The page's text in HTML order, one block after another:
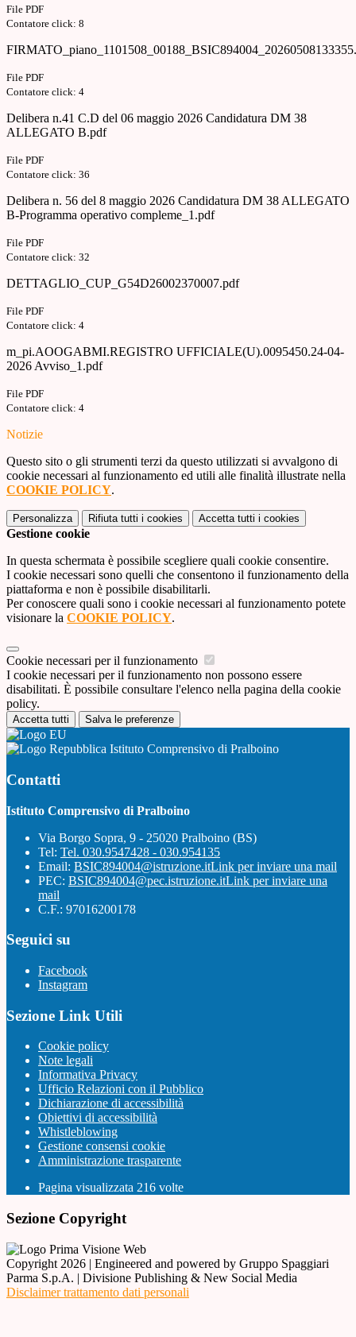
File PDF
Contatore click: 8
File PDF
Contatore click: 4
Delibera n.41 C.D del 06 maggio 2026 Candidatura DM 38
ALLEGATO B.pdf
File PDF
Contatore click: 36
Delibera n. 56 del 8 maggio 2026 Candidatura DM 38 ALLEGATO
B-Programma operativo compleme_1.pdf
File PDF
Contatore click: 32
DETTAGLIO_CUP_G54D26002370007.pdf
File PDF
Contatore click: 4
m_pi.AOOGABMI.REGISTRO UFFICIALE(U).0095450.24-04-
2026 Avviso_1.pdf
File PDF
Contatore click: 4
Notizie
Questo sito o gli strumenti terzi da questo utilizzati si avvalgono di
cookie necessari al funzionamento ed utili alle finalità illustrate nella
COOKIE POLICY.
Personalizza Rifiuta tutti i cookies Accetta tutti i cookies
Gestione cookie
In questa schermata è possibile scegliere quali cookie consentire.
I cookie necessari sono quelli che consentono il funzionamento della
piattaforma e non è possibile disabilitarli.
Per conoscere quali sono i cookie necessari al funzionamento potete
visionare la COOKIE POLICY.
Cookie necessari per il funzionamento
I cookie necessari per il funzionamento non possono essere
disabilitati. È possibile consultare l'elenco nella pagina della cookie
policy.
Accetta tutti Salva le preferenze
Istituto Comprensivo di Pralboino
Contatti
Istituto Comprensivo di Pralboino
Via Borgo Sopra, 9 - 25020 Pralboino (BS)
Tel: Tel. 030.9547428 - 030.954135
Email: BSIC894004@istruzione.itLink per inviare una mail
PEC: BSIC894004@pec.istruzione.itLink per inviare una
mail
C.F.: 97016200178
Seguici su
Facebook
Instagram
Sezione Link Utili
Cookie policy
Note legali
Informativa Privacy
Ufficio Relazioni con il Pubblico
Dichiarazione di accessibilità
Obiettivi di accessibilità
Whistleblowing
Gestione consensi cookie
Amministrazione trasparente
Pagina visualizzata 216 volte
Sezione Copyright
Copyright 2026 | Engineered and powered by Gruppo Spaggiari
Parma S.p.A. | Divisione Publishing & New Social Media
Disclaimer trattamento dati personali